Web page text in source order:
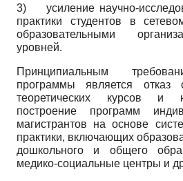
3) усиление научно-
практики студентов в
образовательными
уровней.
Принципиальным
программы является отказ
теоретических курсов и
построение программ
магистрантов на основе
практики, включающих
дошкольного и общего
медико-социальные центры и